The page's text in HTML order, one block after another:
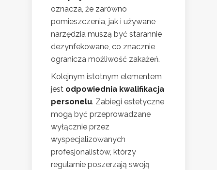
oznacza, że zarówno
pomieszczenia, jak i używane
narzędzia muszą być starannie
dezynfekowane, co znacznie
ogranicza możliwość zakażeń.
Kolejnym istotnym elementem
jest odpowiednia kwalifikacja
personelu. Zabiegi estetyczne
mogą być przeprowadzane
wyłącznie przez
wyspecjalizowanych
profesjonalistów, którzy
regularnie poszerzają swoją